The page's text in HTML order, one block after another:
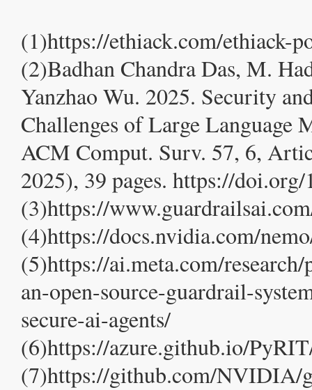
(1)https://ethiack.com/ethiack-
(2)Badhan Chandra Das, M.
Yanzhao Wu. 2025. Security
Challenges of Large Language
ACM Comput. Surv. 57, 6,
2025), 39 pages. https://
(3)https://
(4)https://docs.nvidia.com/
(5)https://ai.meta.com/
an-open-source-guardrail-
secure-ai-agents/
(6)https://azure.github.io/
(7)https://github.com/NVIDIA/